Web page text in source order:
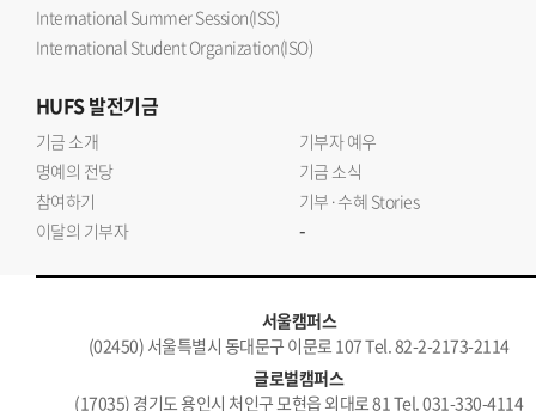
International Summer Session(ISS)
International Student Organization(ISO)
HUFS발전기금
기금 소개
기부자 예우
명예의 전당
기금 소식
참여하기
기부·수혜 Stories
이달의 기부자
-
서울캠퍼스
(02450) 서울특별시 동대문구 이문로 107 Tel. 82-2-2173-2114
글로벌캠퍼스
(17035) 경기도 용인시 처인구 모현읍 외대로 81 Tel. 031-330-4114